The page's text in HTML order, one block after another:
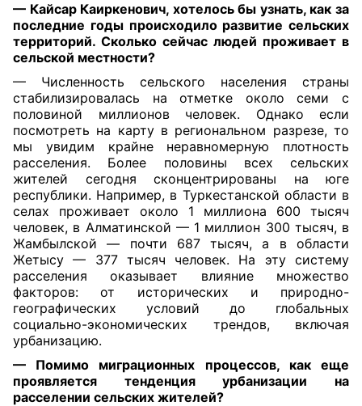
— Кайсар Каиркенович, хотелось бы узнать, как за
последние годы происходило развитие сельских
территорий. Сколько сейчас людей проживает в
сельской местности?
— Численность сельского населения страны
стабилизировалась на отметке около семи с
половиной миллионов человек. Однако если
посмотреть на карту в региональном разрезе, то
мы увидим крайне неравномерную плотность
расселения. Более половины всех сельских
жителей сегодня сконцентрированы на юге
республики. Например, в Туркестанской области в
селах проживает около 1 миллиона 600 тысяч
человек, в Алматинской — 1 миллион 300 тысяч, в
Жамбылской — почти 687 тысяч, а в области
Жетысу — 377 тысяч человек. На эту систему
расселения оказывает влияние множество
факторов: от исторических и природно-
географических условий до глобальных
социально-экономических трендов, включая
урбанизацию.
— Помимо миграционных процессов, как еще
проявляется тенденция урбанизации на
расселении сельских жителей?